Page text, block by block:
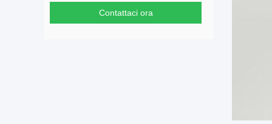
Contattaci ora